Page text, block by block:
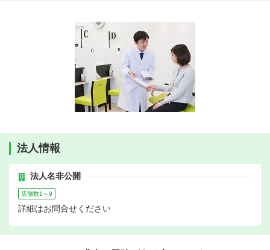
法人情報
法人名非公開
店舗数1～9
詳細はお問合せください